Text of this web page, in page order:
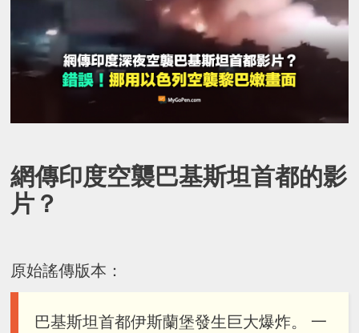
網傳印度空襲巴基斯坦首都的影
片？
原始謠傳版本：
巴基斯坦首都伊斯蘭堡發生巨大爆炸。 一